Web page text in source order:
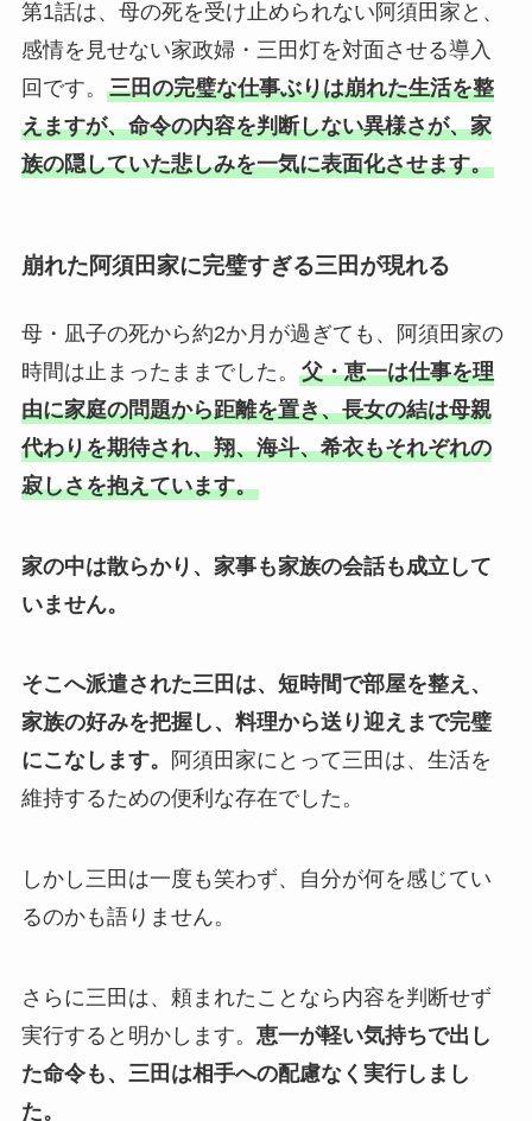
第1話は、母の死を受け止められない阿須田家と、
感情を見せない家政婦・三田灯を対面させる導入
回です。 三田の完璧な仕事ぶりは崩れた生活を整
えますが、命令の内容を判断しない異様さが、家
族の隠していた悲しみを一気に表面化させます。
崩れた阿須田家に完璧すぎる三田が現れる
母・凪子の死から約2か月が過ぎても、阿須田家の
時間は止まったままでした。 父・恵一は仕事を理
由に家庭の問題から距離を置き、長女の結は母親
代わりを期待され、翔、海斗、希衣もそれぞれの
寂しさを抱えています。
家の中は散らかり、家事も家族の会話も成立して
いません。
そこへ派遣された三田は、短時間で部屋を整え、
家族の好みを把握し、料理から送り迎えまで完璧
にこなします。
阿須田家にとって三田は、生活を
維持するための便利な存在でした。
しかし三田は一度も笑わず、自分が何を感じてい
るのかも語りません。
さらに三田は、頼まれたことなら内容を判断せず
実行すると明かします。 恵一が軽い気持ちで出し
た命令も、三田は相手への配慮なく実行しまし
た。